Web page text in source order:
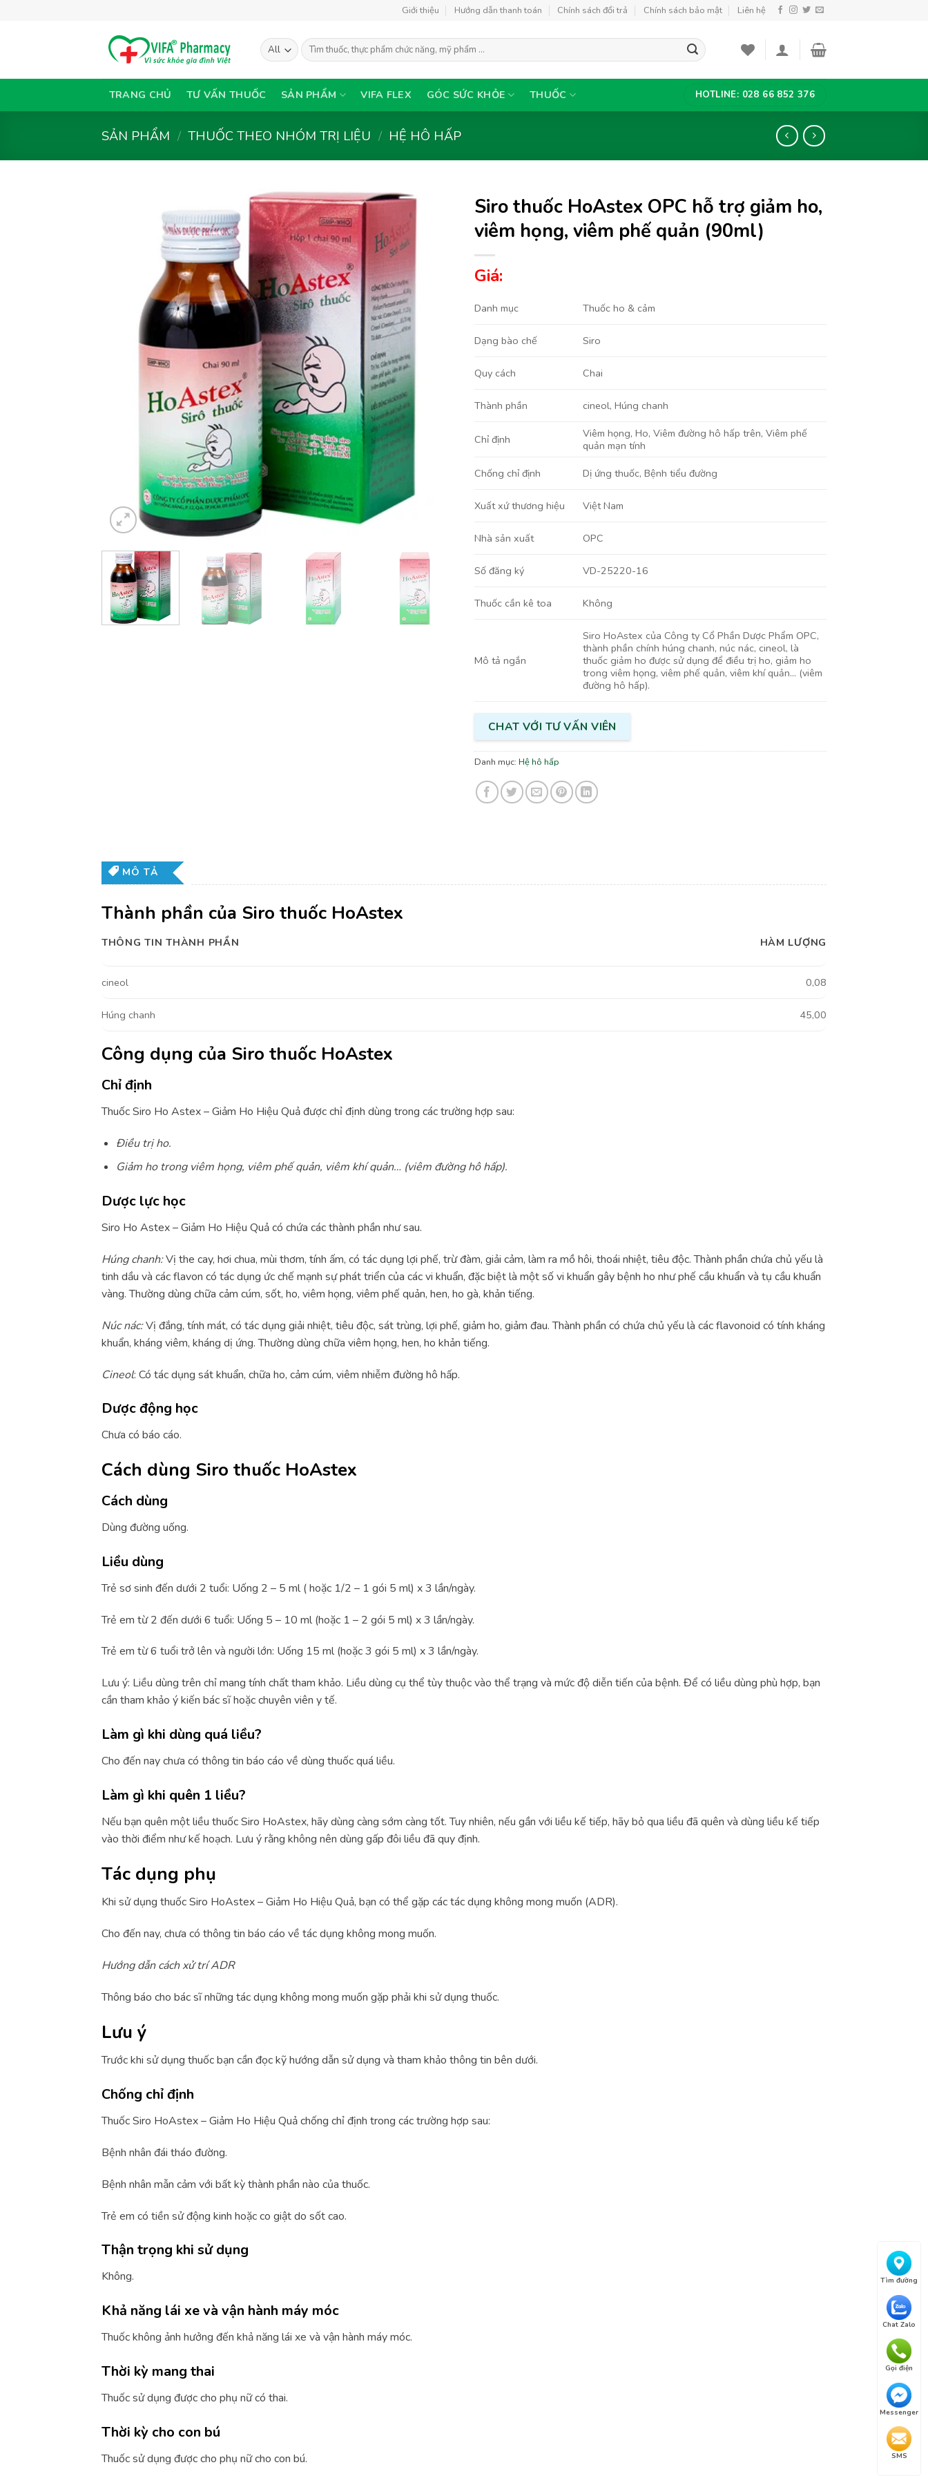
Tìm đường
Chat Zalo
Gọi điện
Messenger
SMS
Giới thiệu Hướng dẫn thanh toán Chính sách đổi trả Chính sách bảo mật Liên hệ
Tìm
kiếm:
TRANG CHỦ TƯ VẤN THUỐC SẢN PHẨM VIFA FLEX GÓC SỨC KHỎE THUỐC HOTLINE: 028 66 852 376
SẢN PHẨM / THUỐC THEO NHÓM TRỊ LIỆU / HỆ HÔ HẤP
Siro thuốc HoAstex OPC hỗ trợ giảm ho,
viêm họng, viêm phế quản (90ml)
Giá:
Danh mục Thuốc ho & cảm
Dạng bào chế Siro
Quy cách Chai
Thành phần cineol,Húng chanh
Chỉ định Viêm họng,Ho,Viêm đường hô hấp trên,Viêm phế
quản mạn tính
Chống chỉ định Dị ứng thuốc, Bệnh tiểu đường
Xuất xứ thương hiệu Việt Nam
Nhà sản xuất OPC
Số đăng ký VD-25220-16
Thuốc cần kê toa Không
Mô tả ngắn
Siro HoAstex của Công ty Cổ Phần Dược Phẩm OPC,
thành phần chính húng chanh, núc nác, cineol, là
thuốc giảm ho được sử dụng để điều trị ho, giảm ho
trong viêm họng, viêm phế quản, viêm khí quản… (viêm
đường hô hấp).
CHAT VỚI TƯ VẤN VIÊN
Danh mục: Hệ hô hấp
MÔ TẢ
Thành phần của Siro thuốc HoAstex
THÔNG TIN THÀNH PHẦN HÀM LƯỢNG
cineol 0,08
Húng chanh 45,00
Công dụng của Siro thuốc HoAstex
Chỉ định
Thuốc Siro Ho Astex – Giảm Ho Hiệu Quả được chỉ định dùng trong các trường hợp sau:
Ðiều trị ho.
Giảm ho trong viêm họng, viêm phế quản, viêm khí quản… (viêm đường hô hấp).
Dược lực học
Siro Ho Astex – Giảm Ho Hiệu Quả có chứa các thành phần như sau.
Húng chanh:Vị the cay, hơi chua, mùi thơm, tính ấm, có tác dụng lợi phế, trừ đàm, giải cảm, làm ra mồ hôi, thoái nhiệt, tiêu độc. Thành phần chứa chủ yếu là
tinh dầu và các flavon có tác dụng ức chế mạnh sự phát triển của các vi khuẩn, đặc biệt là một số vi khuẩn gây bệnh ho như phế cầu khuẩn và tụ cầu khuẩn
vàng. Thường dùng chữa cảm cúm, sốt, ho, viêm họng, viêm phế quản, hen, ho gà, khản tiếng.
Núc nác:Vị đắng, tính mát, có tác dụng giải nhiệt, tiêu độc, sát trùng, lợi phế, giảm ho, giảm đau. Thành phần có chứa chủ yếu là các flavonoid có tính kháng
khuẩn, kháng viêm, kháng dị ứng. Thường dùng chữa viêm họng, hen, ho khản tiếng.
Cineol: Có tác dụng sát khuẩn, chữa ho, cảm cúm, viêm nhiễm đường hô hấp.
Dược động học
Chưa có báo cáo.
Cách dùng Siro thuốc HoAstex
Cách dùng
Dùng đường uống.
Liều dùng
Trẻ sơ sinh đến dưới 2 tuổi: Uống 2 – 5 ml ( hoặc 1/2 – 1 gói 5 ml) x 3 lần/ngày.
Trẻ em từ 2 đến dưới 6 tuổi: Uống 5 – 10 ml (hoặc 1 – 2 gói 5 ml) x 3 lần/ngày.
Trẻ em từ 6 tuổi trở lên và người lớn: Uống 15 ml (hoặc 3 gói 5 ml) x 3 lần/ngày.
Lưu ý: Liều dùng trên chỉ mang tính chất tham khảo. Liều dùng cụ thể tùy thuộc vào thể trạng và mức độ diễn tiến của bệnh. Để có liều dùng phù hợp, bạn
cần tham khảo ý kiến bác sĩ hoặc chuyên viên y tế.
Làm gì khi dùng quá liều?
Cho đến nay chưa có thông tin báo cáo về dùng thuốc quá liều.
Làm gì khi quên 1 liều?
Nếu bạn quên một liều thuốc Siro HoAstex, hãy dùng càng sớm càng tốt. Tuy nhiên, nếu gần với liều kế tiếp, hãy bỏ qua liều đã quên và dùng liều kế tiếp
vào thời điểm như kế hoạch. Lưu ý rằng không nên dùng gấp đôi liều đã quy định.
Tác dụng phụ
Khi sử dụng thuốc Siro HoAstex – Giảm Ho Hiệu Quả, bạn có thể gặp các tác dụng không mong muốn (ADR).
Cho đến nay, chưa có thông tin báo cáo về tác dụng không mong muốn.
Hướng dẫn cách xử trí ADR
Thông báo cho bác sĩ những tác dụng không mong muốn gặp phải khi sử dụng thuốc.
Lưu ý
Trước khi sử dụng thuốc bạn cần đọc kỹ hướng dẫn sử dụng và tham khảo thông tin bên dưới.
Chống chỉ định
Thuốc Siro HoAstex – Giảm Ho Hiệu Quả chống chỉ định trong các trường hợp sau:
Bệnh nhân đái tháo đường.
Bệnh nhân mẫn cảm với bất kỳ thành phần nào của thuốc.
Trẻ em có tiền sử động kinh hoặc co giật do sốt cao.
Thận trọng khi sử dụng
Không.
Khả năng lái xe và vận hành máy móc
Thuốc không ảnh hưởng đến khả năng lái xe và vận hành máy móc.
Thời kỳ mang thai
Thuốc sử dụng được cho phụ nữ có thai.
Thời kỳ cho con bú
Thuốc sử dụng được cho phụ nữ cho con bú.